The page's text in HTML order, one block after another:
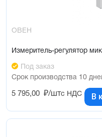
ОВЕН
Измеритель-регулятор
Под заказ
Срок производства 10
5 795,00 ₽/штс НДС В